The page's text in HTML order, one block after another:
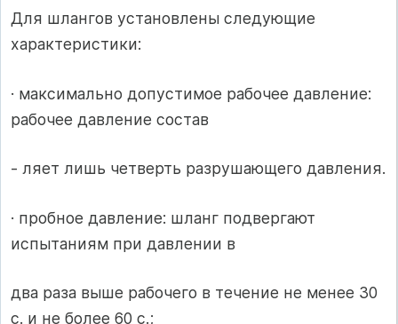
Для шлангов установлены следующие
характеристики:
· максимально допустимое рабочее давление:
рабочее давление состав
- ляет лишь четверть разрушающего давления.
· пробное давление: шланг подвергают
испытаниям при давлении в
два раза выше рабочего в течение не менее 30
с. и не более 60 с.;